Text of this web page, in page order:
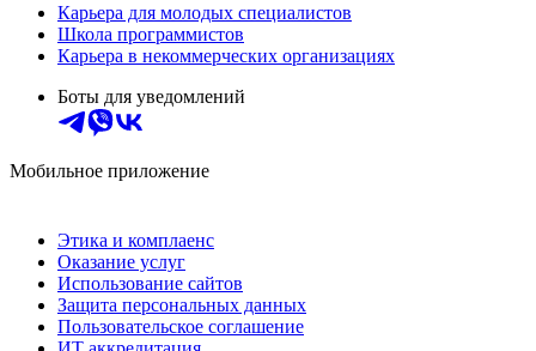
Карьера для молодых специалистов
Школа программистов
Карьера в некоммерческих организациях
Боты для уведомлений
Мобильное приложение
Этика и комплаенс
Оказание услуг
Использование сайтов
Защита персональных данных
Пользовательское соглашение